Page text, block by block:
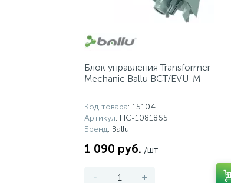
Блок управления Transformer
Mechanic Ballu BCT/EVU-M
Код товара: 15104
Артикул: НС-1081865
Бренд: Ballu
1 090 руб. /шт
- +